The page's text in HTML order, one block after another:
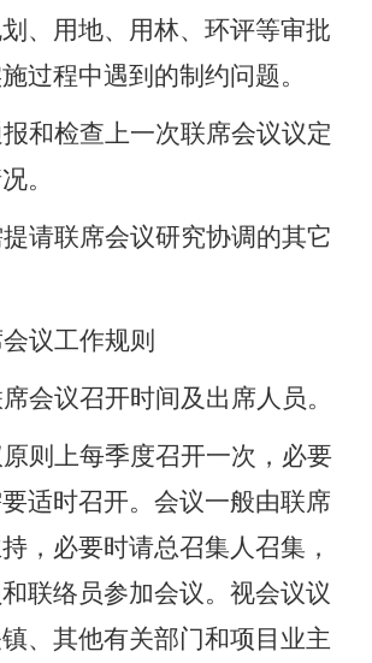
、用地、用林、环评等审批
过程中遇到的制约问题。
报和检查上一次联席会议议定
。
提请联席会议研究协调的其它
议工作规则
席会议召开时间及出席人员。
则上每季度召开一次，必要
适时召开。会议一般由联席
，必要时请总召集人召集，
联络员参加会议。视会议议
、其他有关部门和项目业主